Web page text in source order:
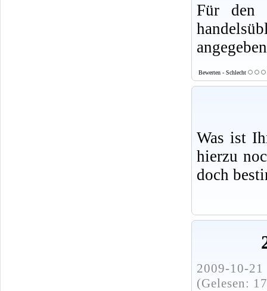
Für den
Bewerten - Schlecht
Was ist
hierzu
doch
2009-10-
(Gelesen: